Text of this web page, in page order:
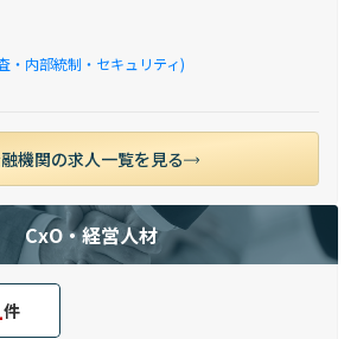
・内部統制・セキュリティ)
機関の求人一覧を見る
CxO・経営人材
件